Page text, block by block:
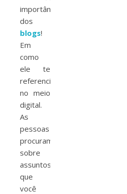
importância
dos
blogs!
Em
como
ele te
referencia
no meio
digital.
As
pessoas
procuram
sobre
assuntos
que
você